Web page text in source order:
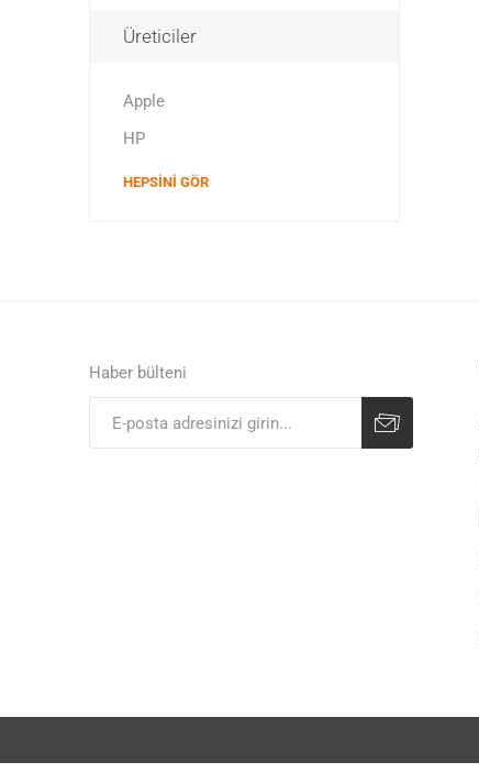
Üreticiler
Apple
HP
HEPSINI GÖR
Haber bülteni